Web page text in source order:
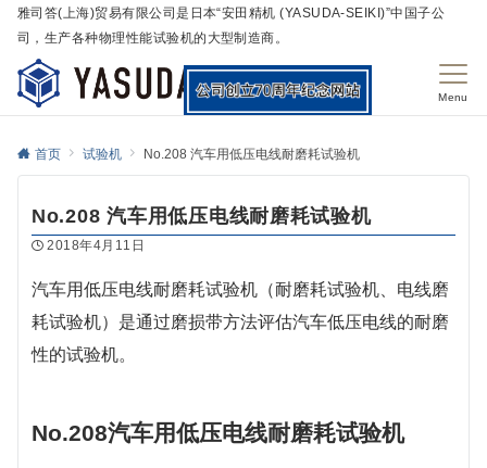
雅司答(上海)贸易有限公司是日本“安田精机 (YASUDA-SEIKI)”中国子公
司，生产各种物理性能试验机的大型制造商。
Menu
首页 试验机 No.208 汽车用低压电线耐磨耗试验机
No.208 汽车用低压电线耐磨耗试验机
2018年4月11日
汽车用低压电线耐磨耗试验机（耐磨耗试验机、电线磨
耗试验机）是通过磨损带方法评估汽车低压电线的耐磨
性的试验机。
No.208汽车用低压电线耐磨耗试验机